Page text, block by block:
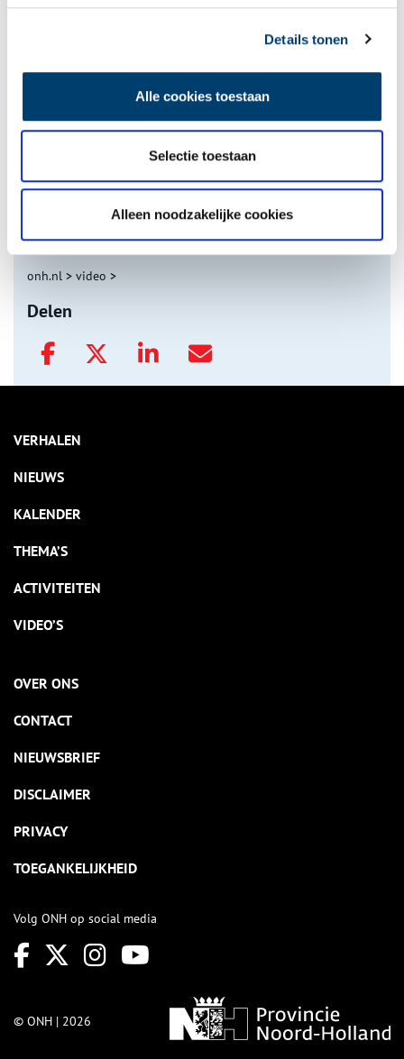
Details tonen
Alle cookies toestaan
Selectie toestaan
Alleen noodzakelijke cookies
onh.nl > video >
Delen
VERHALEN
NIEUWS
KALENDER
THEMA’S
ACTIVITEITEN
VIDEO’S
OVER ONS
CONTACT
NIEUWSBRIEF
DISCLAIMER
PRIVACY
TOEGANKELIJKHEID
Volg ONH op social media
© ONH | 2026